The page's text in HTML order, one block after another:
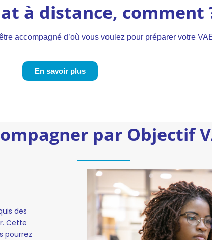
à distance, comment
accompagné d’où vous voulez pour préparer votre
En savoir plus
par Objectif
des
Cette
pourrez